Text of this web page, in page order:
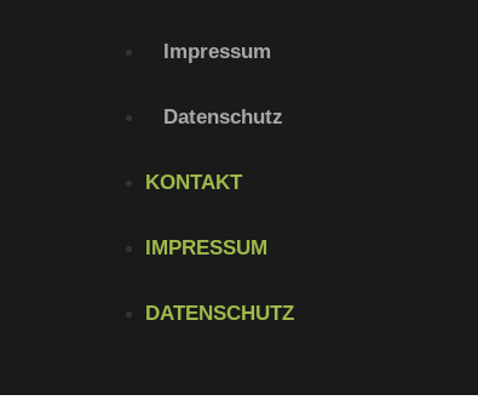
Impressum
Datenschutz
KONTAKT
IMPRESSUM
DATENSCHUTZ